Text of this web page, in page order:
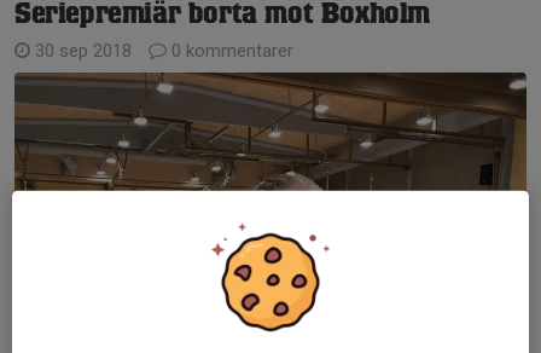
Seriepremiär borta mot Boxholm
30 sep 2018 0 kommentarer